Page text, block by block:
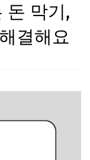
돈 막기,
결해요